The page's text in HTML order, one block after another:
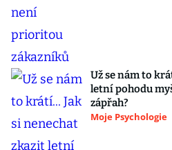
Už se nám to
letní pohodu
zápřah?
Moje Psychologie